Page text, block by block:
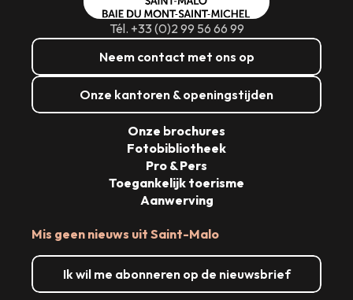
Tél. +33 (0)2 99 56 66 99
Neem contact met ons op
Onze kantoren & openingstijden
Mis geen nieuws uit Saint-Malo
Ik wil me abonneren op de nieuwsbrief
Onze brochures
Fotobibliotheek
Pro & Pers
Toegankelijk toerisme
Aanwerving